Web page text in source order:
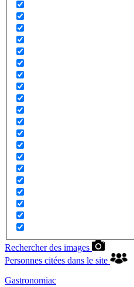
Rechercher des images
Personnes citées dans le site
Gastronomiac